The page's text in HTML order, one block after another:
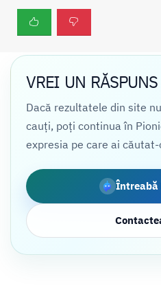
VREI UN
Dacă rezultatele din site
cauți, poți continua în
expresia pe care ai căutat-
Întreabă